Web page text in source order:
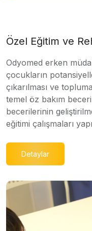
Özel Eğitim ve
Odyomed erken
çocukların
çıkarılması ve
temel öz bakım
becerilerinin
eğitimi çalışmaları
Detaylar